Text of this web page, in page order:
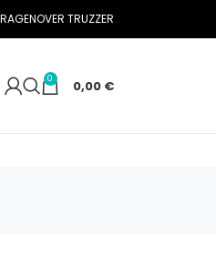
OVER TRUZZER
0 0,00 €